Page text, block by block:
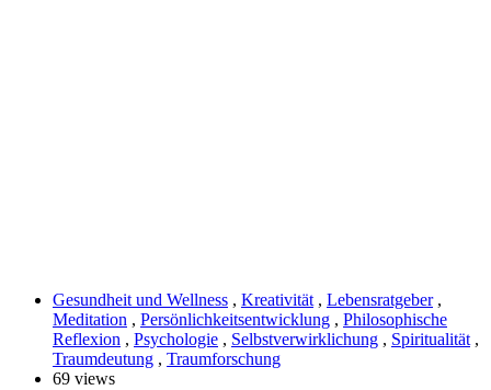
Gesundheit und Wellness , Kreativität , Lebensratgeber,
Meditation , Persönlichkeitsentwicklung , Philosophische
Reflexion , Psychologie , Selbstverwirklichung , Spiritualität ,
Traumdeutung , Traumforschung
69 views